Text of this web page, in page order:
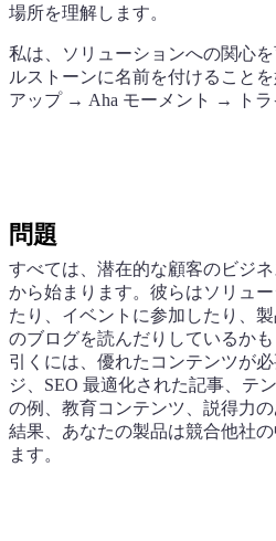
場所を理解します。
私は、ソリューションへの関心
ルストーンに名前を付けること
アップ → Aha モーメント → トラ
問題
すべては、潜在的な顧客のビジ
から始まります。彼らはソリュ
たり、イベントに参加したり、
のブログを読んだりしているか
引くには、優れたコンテンツが
ジ、SEO 最適化された記事、テ
の例、教育コンテンツ、説得力
結果、あなたの製品は競合他社
ます。